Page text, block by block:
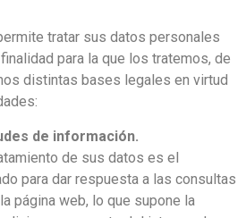
tratar sus datos personales
para la que los tratemos, de
distintas bases legales en virtud
de información.
de sus datos es el
para dar respuesta a las consultas
página web, lo que supone la